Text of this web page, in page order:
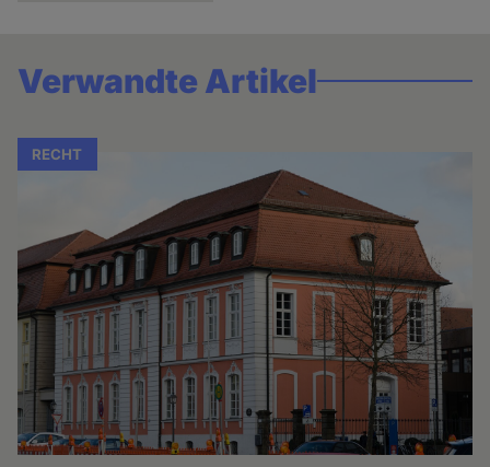
Verwandte Artikel
RECHT